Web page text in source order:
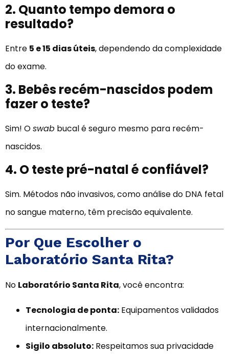
2. Quanto tempo demora o
resultado?
Entre 5 e 15 dias úteis, dependendo da complexidade
do exame.
3. Bebês recém-nascidos podem
fazer o teste?
Sim! Oswab bucal é seguro mesmo para recém-
nascidos.
4. O teste pré-natal é confiável?
Sim. Métodos não invasivos, como análise do DNA fetal
no sangue materno, têm precisão equivalente.
Por Que Escolher o
Laboratório Santa Rita?
No Laboratório Santa Rita, você encontra:
Tecnologia de ponta: Equipamentos validados
internacionalmente.
Sigilo absoluto: Respeitamos sua privacidade